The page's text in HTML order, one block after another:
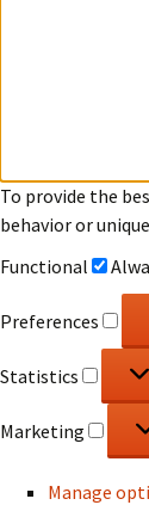
To provide the
behavior or
Functional
Preferences
Statistics
Marketing
Manage